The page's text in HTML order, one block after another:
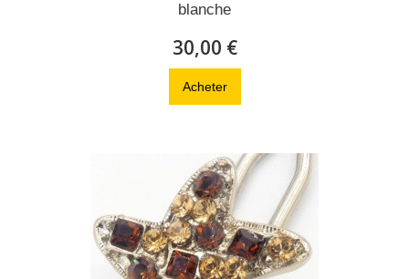
blanche
30,00 €
Acheter